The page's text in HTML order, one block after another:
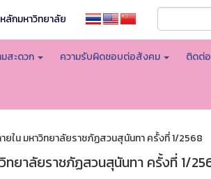
ลักมหาวิทยาลัย
สะดวก ความรับผิดชอบต่อสังคม ติดต่อ
ใน มหาวิทยาลัยราชภัฏสวนสุนันทา ครั้งที่ 1/2568
ทยาลัยราชภัฏสวนสุนันทา ครั้งที่ 1/